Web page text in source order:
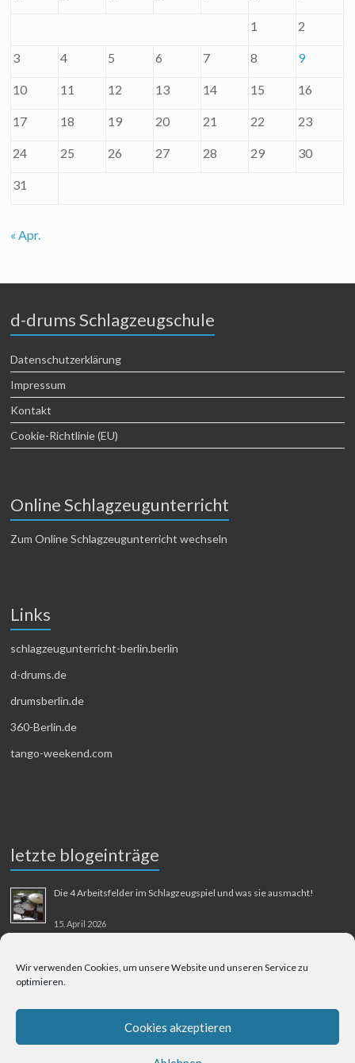
Wir verwenden Cookies, um unsere Website und unseren Service zu
optimieren.
Cookies akzeptieren
1 2
3 4 5 6 7 8 9
10 11 12 13 14 15 16
17 18 19 20 21 22 23
24 25 26 27 28 29 30
31
« Apr.
d-drums Schlagzeugschule
Datenschutzerklärung
Impressum
Kontakt
Cookie-Richtlinie (EU)
Online Schlagzeugunterricht
Zum Online Schlagzeugunterricht wechseln
Links
schlagzeugunterricht-berlin.berlin
d-drums.de
drumsberlin.de
360-Berlin.de
tango-weekend.com
letzte blogeinträge
Die 4 Arbeitsfelder im Schlagzeugspiel und was sie ausmacht!
15. April 2026
31. August 2025
Berliner Flughafen Tegel – Berlin-Bangkok